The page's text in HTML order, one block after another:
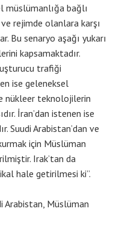
müslümanlığa bağlı
rejimde olanlara karşı
Bu senaryo aşağı yukarı
kapsamaktadır.
trafiği
ise geleneksel
nükleer teknolojilerin
İran’dan istenen ise
Suudi Arabistan’dan ve
için Müslüman
Irak’tan da
hale getirilmesi ki”.
Arabistan, Müslüman